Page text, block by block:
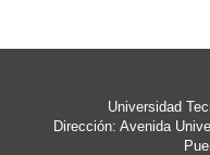
Universidad
Dirección: Avenida